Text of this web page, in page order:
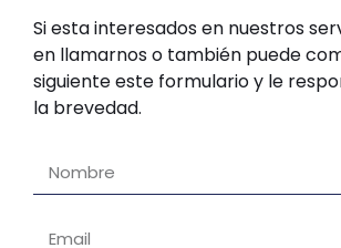
Si esta interesados en nuestros
en llamarnos o también puede
siguiente este formulario y le
la brevedad.